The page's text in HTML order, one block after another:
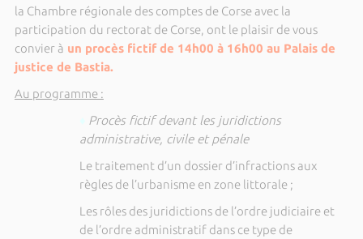
la Chambre régionale des comptes de Corse avec la
participation du rectorat de Corse, ont le plaisir de vous
convier à un procès fictif de 14h00 à 16h00 au Palais de
justice de Bastia.
Au programme :
Procès fictif devant les juridictions
administrative, civile et pénale
Le traitement d’un dossier d’infractions aux
règles de l’urbanisme en zone littorale ;
Les rôles des juridictions de l’ordre judiciaire et
de l’ordre administratif dans ce type de